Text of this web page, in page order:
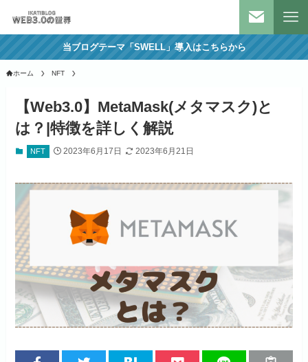
当ブログテーマ「SWELL」導入はこちらから
ホーム NFT
【Web3.0】MetaMask(メタマスク)と
は？|特徴を詳しく解説
NFT 2023年6月17日 2023年6月21日